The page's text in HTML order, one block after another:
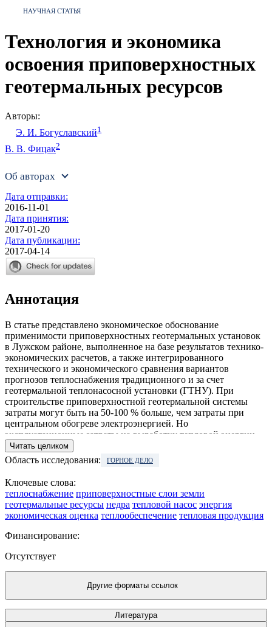
НАУЧНАЯ СТАТЬЯ
Технология и экономика
освоения приповерхностных
геотермальных ресурсов
Авторы:
Э. И. Богуславский1
В. В. Фицак2
Об авторах
Дата отправки:
2016-11-01
Дата принятия:
2017-01-20
Дата публикации:
2017-04-14
Аннотация
В статье представлено экономическое обоснование
применимости приповерхностных геотермальных установок
в Лужском районе, выполненное на базе результатов технико-
экономических расчетов, а также интегрированного
технического и экономического сравнения вариантов
прогнозов теплоснабжения традиционного и за счет
геотермальной теплонасосной установки (ГТНУ). При
строительстве приповерхностной геотермальной системы
затраты могут быть на 50-100 % больше, чем затраты при
центральном обогреве электроэнергией. Но
эксплуатационные затраты на выработку тепловой энергии
ПГС на 50-70 % ниже, чем от традиционных источников
обогрева. В настоящее время эта технология является весьма
актуальной и применяется во многих странах мира (США,
Германия, Япония, Китай и др.), использует как
приповерхностные, так и глубокие скважины, в зависимости
от региона. Представлен обзор мирового применения
приповерхностных геотермальных установок.
Читать целиком
Область исследования: ГОРНОЕ ДЕЛО
Ключевые слова:
теплоснабжение приповерхностные слои земли
геотермальные ресурсы недра тепловой насос энергия
экономическая оценка теплообеспечение тепловая продукция
Финансирование:
Отсутствует
Другие форматы ссылок
Литература